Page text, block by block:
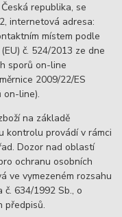
republika, se
internetová adresa:
místem podle
č. 524/2013 ze dne
sporů on-line
2009/22/ES
on-line).
na základě
kontrolu provádí v rámci
Dozor nad oblastí
ochranu osobních
ve vymezeném rozsahu
634/1992 Sb., o
předpisů.